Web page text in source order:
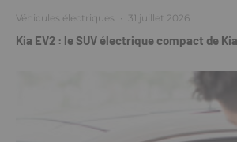
Véhicules électriques · 31 juillet 2026
Kia EV2 : le SUV électrique compact de